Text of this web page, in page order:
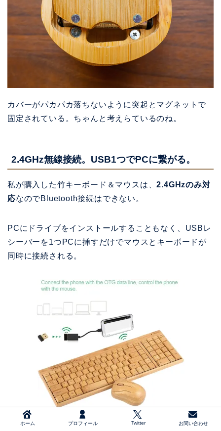
カバーがパカパカ落ちないように突起とマグネットで
固定されている。ちゃんと考えらているのね。
2.4GHz無線接続。USB1つでPCに繋がる。
私が購入した竹キーボード＆マウスは、2.4GHzのみ対
応なのでBluetooth接続はできない。
PCにドライブをインストールすることもなく、USBレ
シーバーを1つPCに挿すだけでマウスとキーボードが
同時に接続される。
ホーム プロフィール Twitter お問い合わせ